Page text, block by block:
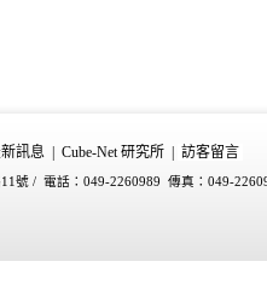
訊息 Cube-Net 研究所 訪客留言
號 / 電話：049-2260989 傳真：049-